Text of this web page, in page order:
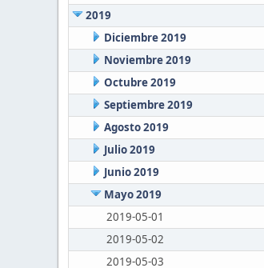
2019
Diciembre 2019
Noviembre 2019
Octubre 2019
Septiembre 2019
Agosto 2019
Julio 2019
Junio 2019
Mayo 2019
2019-05-01
2019-05-02
2019-05-03